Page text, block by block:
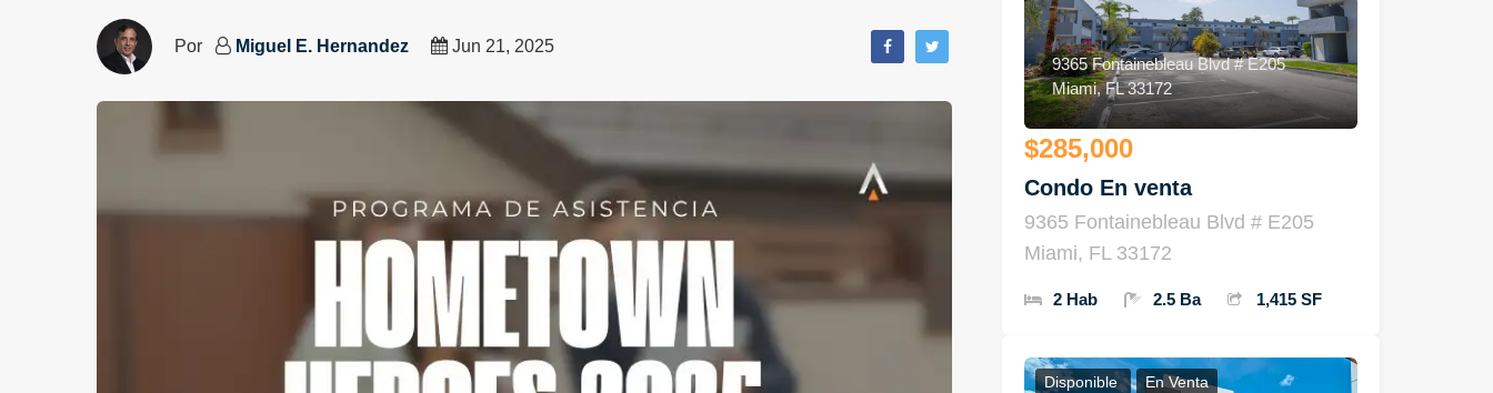
Por Miguel E. Hernandez Jun 21, 2025
9365 Fontainebleau Blvd # E205
Miami, FL 33172
$285,000
Condo En venta
9365 Fontainebleau Blvd # E205
Miami, FL 33172
2 Hab 2.5 Ba 1,415 SF
Disponible En Venta